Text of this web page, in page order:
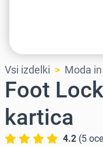
Vsi izdelki Moda
Foot
kartica
4.2 (5